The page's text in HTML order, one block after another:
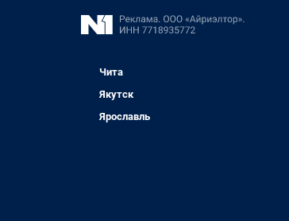
Чита
Якутск
Ярославль